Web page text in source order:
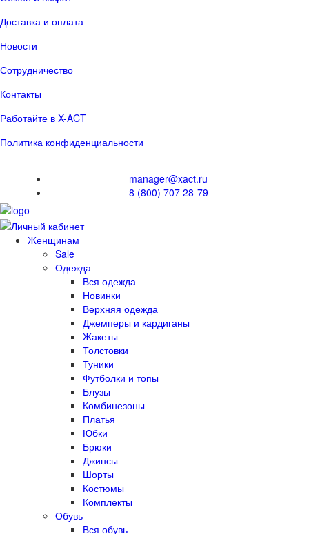
Доставка и оплата
Новости
Сотрудничество
Контакты
Работайте в X-ACT
Политика конфиденциальности
manager@xact.ru
8 (800) 707 28-79
Женщинам
Sale
Одежда
Вся одежда
Новинки
Верхняя одежда
Джемперы и кардиганы
Жакеты
Толстовки
Туники
Футболки и топы
Блузы
Комбинезоны
Платья
Юбки
Брюки
Джинсы
Шорты
Костюмы
Комплекты
Обувь
Вся обувь